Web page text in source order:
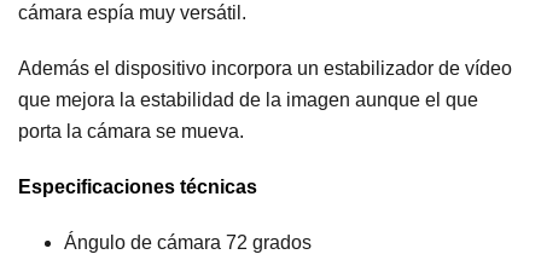
cámara espía muy versátil.
Además el dispositivo incorpora un estabilizador de vídeo
que mejora la estabilidad de la imagen aunque el que
porta la cámara se mueva.
Especificaciones técnicas
Ángulo de cámara 72 grados